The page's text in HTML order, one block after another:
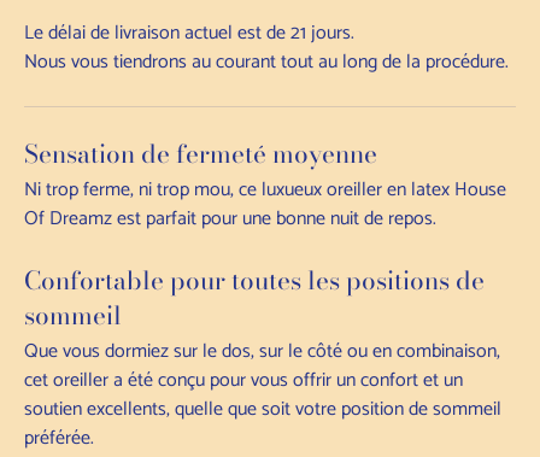
Le délai de livraison actuel est de 21 jours.
Nous vous tiendrons au courant tout au long de la procédure.
Sensation de fermeté moyenne
Ni trop ferme, ni trop mou, ce luxueux oreiller en latex House
Of Dreamz est parfait pour une bonne nuit de repos.
Confortable pour toutes les positions de
sommeil
Que vous dormiez sur le dos, sur le côté ou en combinaison,
cet oreiller a été conçu pour vous offrir un confort et un
soutien excellents, quelle que soit votre position de sommeil
préférée.